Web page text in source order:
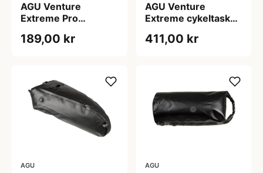
AGU Venture
Extreme Pro
forgaffel sort
189,00 kr
AGU Venture
Extreme cykeltaske
411,00 kr
AGU AGU